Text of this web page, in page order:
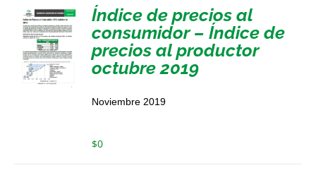
Índice de precios al
consumidor – Índice de
precios al productor
octubre 2019
Noviembre 2019
$0